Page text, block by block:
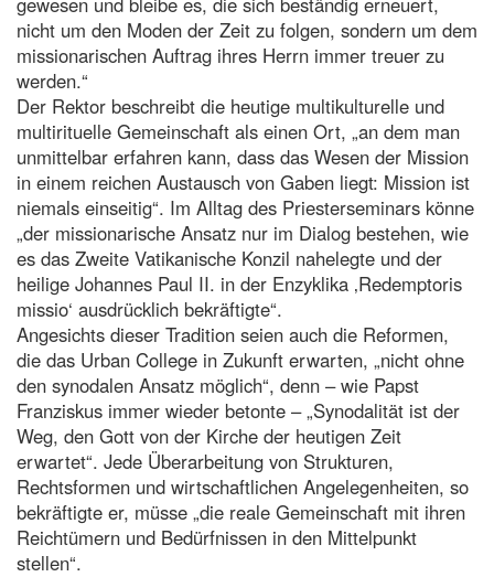
nicht um den Moden der Zeit zu folgen, sondern um dem
missionarischen Auftrag ihres Herrn immer treuer zu
werden.“
Der Rektor beschreibt die heutige multikulturelle und
multirituelle Gemeinschaft als einen Ort, „an dem man
unmittelbar erfahren kann, dass das Wesen der Mission
in einem reichen Austausch von Gaben liegt: Mission ist
niemals einseitig“. Im Alltag des Priesterseminars könne
„der missionarische Ansatz nur im Dialog bestehen, wie
es das Zweite Vatikanische Konzil nahelegte und der
heilige Johannes Paul II. in der Enzyklika ‚Redemptoris
missio‘ ausdrücklich bekräftigte“.
Angesichts dieser Tradition seien auch die Reformen,
die das Urban College in Zukunft erwarten, „nicht ohne
den synodalen Ansatz möglich“, denn – wie Papst
Franziskus immer wieder betonte – „Synodalität ist der
Weg, den Gott von der Kirche der heutigen Zeit
erwartet“. Jede Überarbeitung von Strukturen,
Rechtsformen und wirtschaftlichen Angelegenheiten, so
bekräftigte er, müsse „die reale Gemeinschaft mit ihren
Reichtümern und Bedürfnissen in den Mittelpunkt
stellen“.